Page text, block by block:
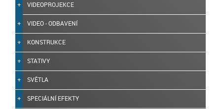
VIDEOPROJEKCE
VIDEO - ODBAVENÍ
KONSTRUKCE
STATIVY
SVĚTLA
SPECIÁLNÍ EFEKTY